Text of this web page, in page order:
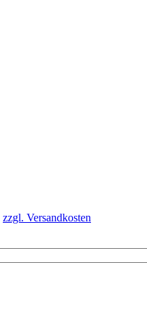
zzgl. Versandkosten